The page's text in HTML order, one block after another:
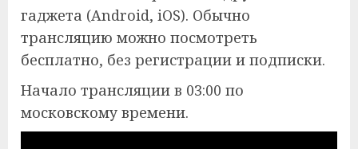
гаджета (Android, iOS). Обычно
трансляцию можно посмотреть
бесплатно, без регистрации и подписки.
Начало трансляции в 03:00 по
московскому времени.